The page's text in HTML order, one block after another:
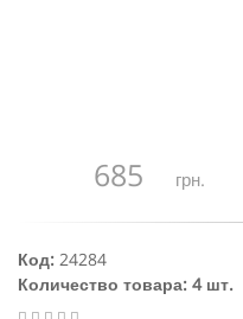
685 грн.
Код: 24284
Количество товара: 4 шт.